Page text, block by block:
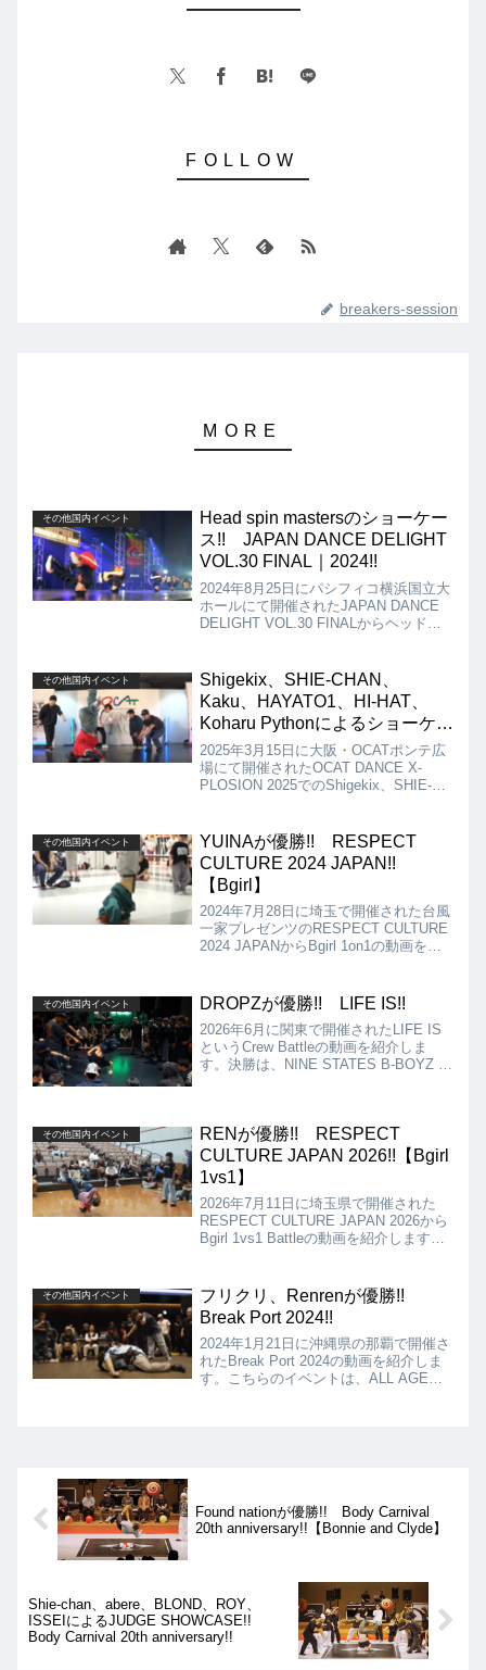
breakers-session
その他国内イベント
Head spin mastersのショーケー
ス!! JAPAN DANCE DELIGHT
VOL.30 FINAL｜2024!!
2024年8月25日にパシフィコ横浜国立大
ホールにて開催されたJAPAN DANCE
DELIGHT VOL.30 FINALからヘッドス
Head spin mastersの動画を紹介しま
す。1つの技にこだわって、突き詰めて
いる姿は、本当にカッコいいですね!!
その他国内イベント
Shigekix、SHIE-CHAN、
Kaku、HAYATO1、HI-HAT、
Koharu Pythonによるショーケー
ス!! OCAT DANCE X-
PLOSION 2025!!
2025年3月15日に大阪・OCATポンテ広
場にて開催されたOCAT DANCE X-
PLOSION 2025でのShigekix、SHIE-
画を紹介します!!
その他国内イベント
YUINAが優勝!! RESPECT
CULTURE 2024 JAPAN!!
【Bgirl】
2024年7月28日に埼玉で開催された台風
一家プレゼンツのRESPECT CULTURE
2024 JAPANからBgirl 1on1の動画を紹
なりました!!
その他国内イベント DROPZが優勝!! LIFE IS!!
2026年6月に関東で開催されたLIFE IS
というCrew Battleの動画を紹介しま
す。決勝は、NINE STATES B-BOYZ vs
その他国内イベント
RENが優勝!! RESPECT
CULTURE JAPAN 2026!!【Bgirl
1vs1】
2026年7月11日に埼玉県で開催された
RESPECT CULTURE JAPAN 2026から
Bgirl 1vs1 Battleの動画を紹介します。
その他国内イベント
フリクリ、Renrenが優勝!!
Break Port 2024!!
2024年1月21日に沖縄県の那覇で開催さ
れたBreak Port 2024の動画を紹介しま
す。こちらのイベントは、ALL AGE
Found nationが優勝!! Body Carnival
20th anniversary!!【Bonnie and Clyde】
Shie-chan、abere、BLOND、ROY、
ISSEIによるJUDGE SHOWCASE!!
Body Carnival 20th anniversary!!